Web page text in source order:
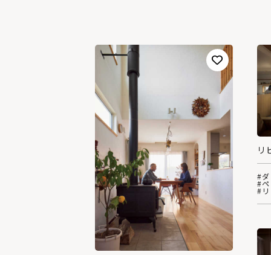
リ
#
#
#